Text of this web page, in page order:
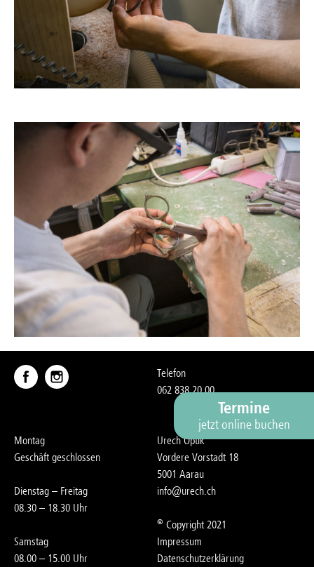
Termine
jetzt online buchen
Telefon
062 838 20 00
Montag
Geschäft geschlossen
Dienstag – Freitag
08.30 – 18.30 Uhr
Samstag
08.00 – 15.00 Uhr
Urech Optik
Vordere Vorstadt 18
5001 Aarau
nf
r ch ch
© Copyright 2021
Impressum
Datenschutzerklärung